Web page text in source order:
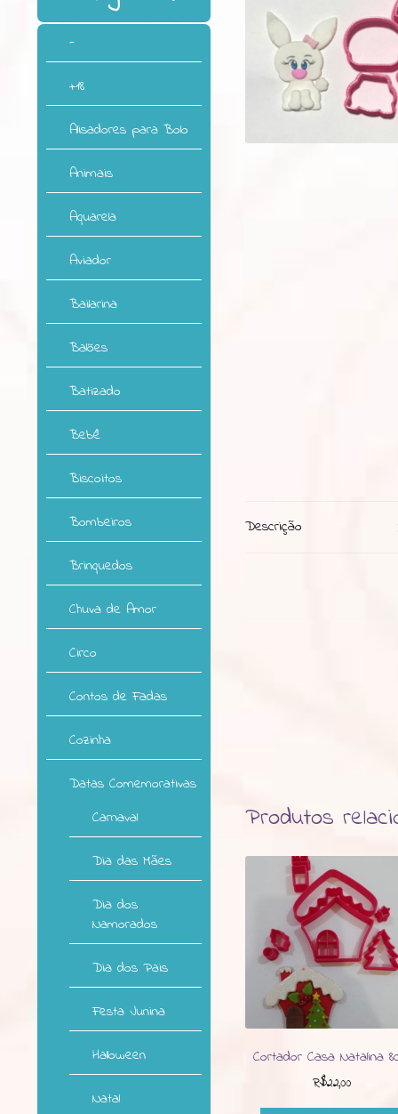
Descrição
Produtos
Cortador Casa Natalina
R$22,00
-
+18
Alisadores para Bolo
Animais
Aquarela
Aviador
Bailarina
Balões
Batizado
Bebê
Biscoitos
Bombeiros
Brinquedos
Chuva de Amor
Circo
Contos de Fadas
Cozinha
Datas Comemorativas
Carnaval
Dia das Mães
Dia dos
Namorados
Dia dos Pais
Festa Junina
Halloween
Natal